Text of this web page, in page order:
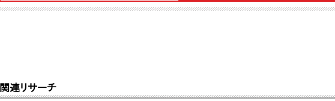
関連リサーチ